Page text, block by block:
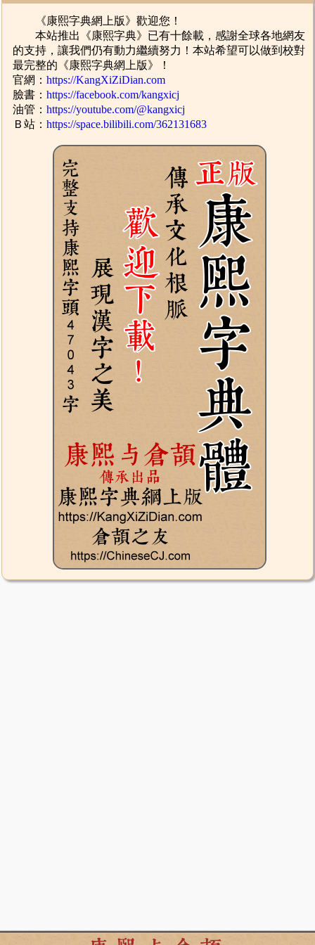
《康熙字典網上版》歡迎您！
本站推出《康熙字典》已有十餘載，感謝全球各地網友
的支持，讓我們仍有動力繼續努力！本站希望可以做到校對
最完整的《康熙字典網上版》！
官網：https://KangXiZiDian.com
臉書：https://facebook.com/kangxicj
油管：https://youtube.com/@kangxicj
Ｂ站：https://space.bilibili.com/362131683